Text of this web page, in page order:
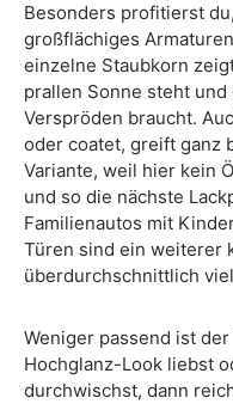
Besonders profitierst
großflächiges
einzelne Staubkorn
prallen Sonne steht
Verspröden braucht.
oder coatet, greift ganz
Variante, weil hier kein
und so die nächste
Familienautos mit
Türen sind ein weiterer
überdurchschnittlich
Weniger passend ist
Hochglanz-Look liebst
durchwischst, dann